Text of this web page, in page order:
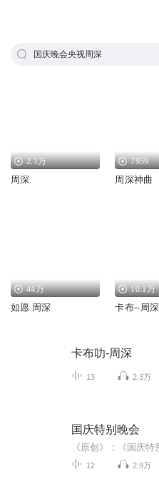
国庆晚会央视周深
2.1万
周深
7959
周深神曲
44万
如愿 周深
10.1万
卡布--周深
卡布叻-周深
13 2.3万
国庆特别晚会
12 2.9万